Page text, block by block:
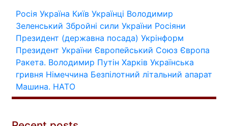
Росія Україна Київ Українці Володимир
Зеленський Збройні сили України Росіяни
Президент (державна посада) Укрінформ
Президент України Європейський Союз Європа
Ракета. Володимир Путін Харків Українська
гривня Німеччина Безпілотний літальний апарат
Машина. НАТО